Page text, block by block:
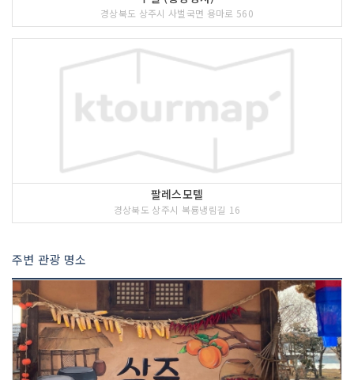
경상북도 상주시 사벌국면 용마로 560
팔레스모텔
경상북도 상주시 복룡냉림길 16
주변 관광 명소